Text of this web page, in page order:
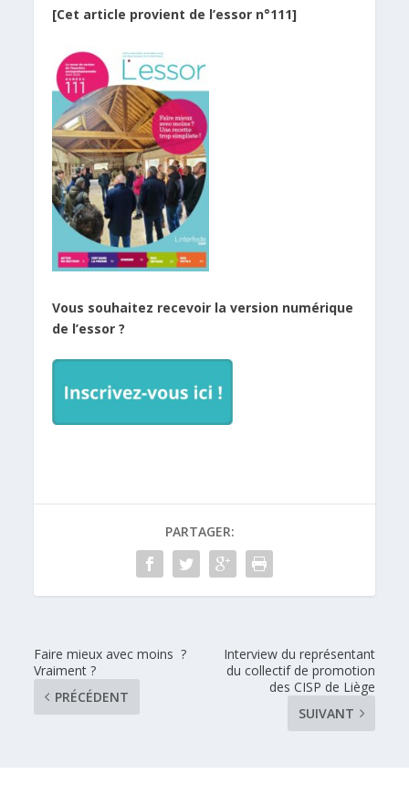
[Cet article provient de l’essor n°111]
Vous souhaitez recevoir la version numérique
de l’essor ?
PARTAGER:
Faire mieux avec moins ?
Vraiment ?
PRÉCÉDENT
Interview du représentant
du collectif de promotion
des CISP de Liège
SUIVANT